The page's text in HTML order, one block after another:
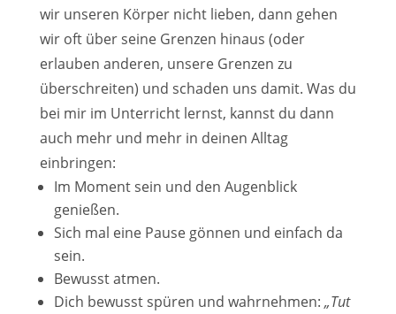
wir unseren Körper nicht lieben, dann gehen
wir oft über seine Grenzen hinaus (oder
erlauben anderen, unsere Grenzen zu
überschreiten) und schaden uns damit. Was du
bei mir im Unterricht lernst, kannst du dann
auch mehr und mehr in deinen Alltag
einbringen:
Im Moment sein und den Augenblick
genießen.
Sich mal eine Pause gönnen und einfach da
sein.
Bewusst atmen.
Dich bewusst spüren und wahrnehmen: „Tut